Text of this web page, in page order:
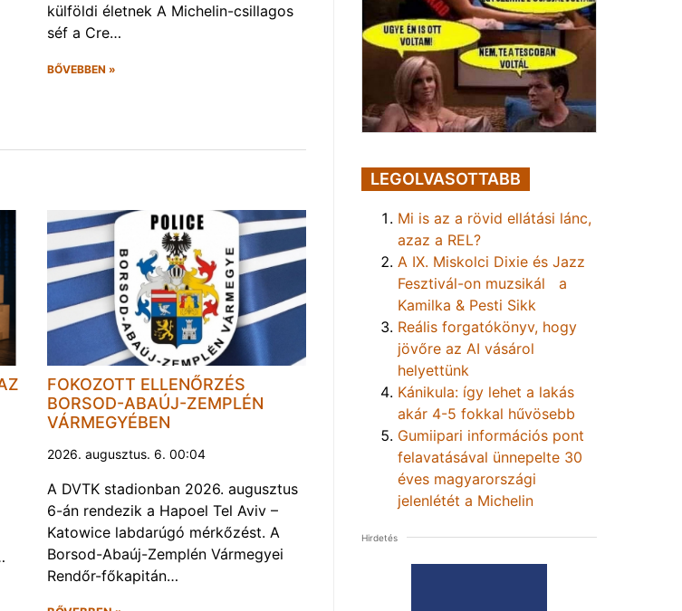
külföldi életnek A Michelin-csillagos
séf a Cre…
BŐVEBBEN »
FOKOZOTT ELLENŐRZÉS
BORSOD-ABAÚJ-ZEMPLÉN
VÁRMEGYÉBEN
2026. augusztus. 6. 00:04
A DVTK stadionban 2026. augusztus
6-án rendezik a Hapoel Tel Aviv –
Katowice labdarúgó mérkőzést. A
Borsod-Abaúj-Zemplén Vármegyei
Rendőr-főkapitán…
LEGOLVASOTTABB
Mi is az a rövid ellátási lánc,
azaz a REL?
A IX. Miskolci Dixie és Jazz
Fesztivál-on muzsikál a
Kamilka & Pesti Sikk
Reális forgatókönyv, hogy
jövőre az AI vásárol
helyettünk
Kánikula: így lehet a lakás
akár 4-5 fokkal hűvösebb
Gumiipari információs pont
felavatásával ünnepelte 30
éves magyarországi
jelenlétét a Michelin
Hirdetés